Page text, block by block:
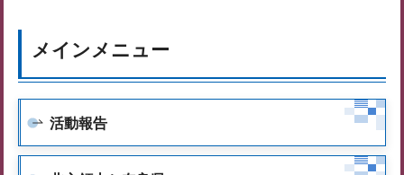
メインメニュー
活動報告